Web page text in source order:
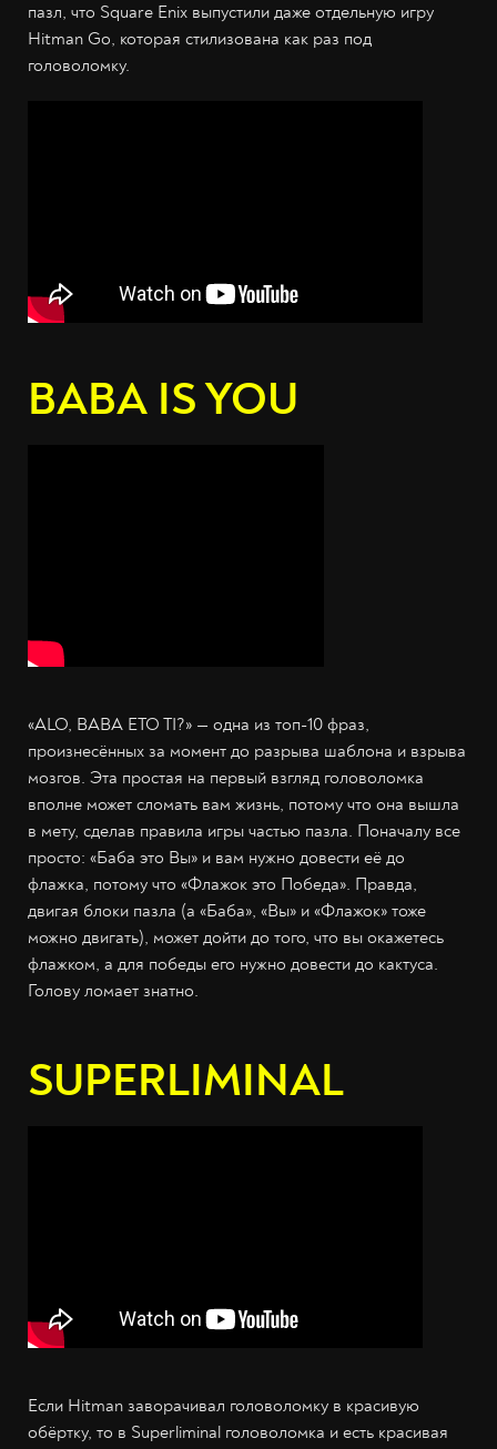
пазл, что Square Enix выпустили даже отдельную игру
Hitman Go, которая стилизована как раз под
головоломку.
BABA IS YOU
«ALO, BABA ETO TI?» — одна из топ-10 фраз,
произнесённых за момент до разрыва шаблона и взрыва
мозгов. Эта простая на первый взгляд головоломка
вполне может сломать вам жизнь, потому что она вышла
в мету, сделав правила игры частью пазла. Поначалу все
просто: «Баба это Вы» и вам нужно довести её до
флажка, потому что «Флажок это Победа». Правда,
двигая блоки пазла (а «Баба», «Вы» и «Флажок» тоже
можно двигать), может дойти до того, что вы окажетесь
флажком, а для победы его нужно довести до кактуса.
Голову ломает знатно.
SUPERLIMINAL
Если Hitman заворачивал головоломку в красивую
обёртку, то в Superliminal головоломка и есть красивая